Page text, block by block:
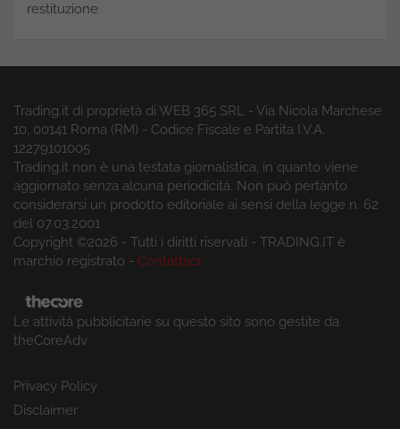
restituzione
Trading.it di proprietà di WEB 365 SRL - Via Nicola Marchese
10, 00141 Roma (RM) - Codice Fiscale e Partita I.V.A.
12279101005
Trading.it non è una testata giornalistica, in quanto viene
aggiornato senza alcuna periodicità. Non può pertanto
considerarsi un prodotto editoriale ai sensi della legge n. 62
del 07.03.2001
Copyright ©2026 - Tutti i diritti riservati - TRADING.IT è
marchio registrato - Contattaci
Le attività pubblicitarie su questo sito sono gestite da
theCoreAdv
Privacy Policy
Disclaimer